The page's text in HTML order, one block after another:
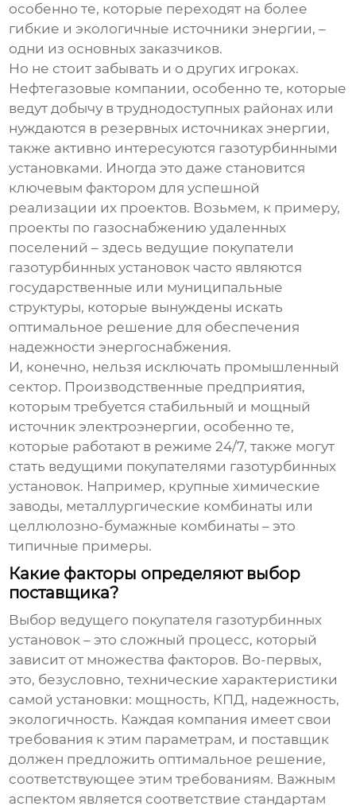
особенно те, которые переходят на более
гибкие и экологичные источники энергии, –
одни из основных заказчиков.
Но не стоит забывать и о других игроках.
Нефтегазовые компании, особенно те, которые
ведут добычу в труднодоступных районах или
нуждаются в резервных источниках энергии,
также активно интересуются газотурбинными
установками. Иногда это даже становится
ключевым фактором для успешной
реализации их проектов. Возьмем, к примеру,
проекты по газоснабжению удаленных
поселений – здесь ведущие покупатели
газотурбинных установок часто являются
государственные или муниципальные
структуры, которые вынуждены искать
оптимальное решение для обеспечения
надежности энергоснабжения.
И, конечно, нельзя исключать промышленный
сектор. Производственные предприятия,
которым требуется стабильный и мощный
источник электроэнергии, особенно те,
которые работают в режиме 24/7, также могут
стать ведущими покупателями газотурбинных
установок. Например, крупные химические
заводы, металлургические комбинаты или
целлюлозно-бумажные комбинаты – это
типичные примеры.
Какие факторы определяют выбор
поставщика?
Выбор ведущего покупателя газотурбинных
установок – это сложный процесс, который
зависит от множества факторов. Во-первых,
это, безусловно, технические характеристики
самой установки: мощность, КПД, надежность,
экологичность. Каждая компания имеет свои
требования к этим параметрам, и поставщик
должен предложить оптимальное решение,
соответствующее этим требованиям. Важным
аспектом является соответствие стандартам